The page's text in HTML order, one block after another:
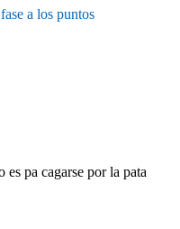
a los puntos
pa cagarse por la pata